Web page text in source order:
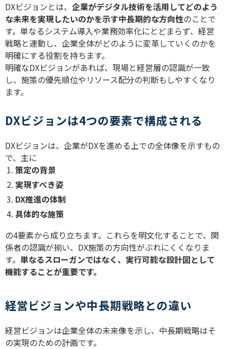
DXビジョンとは、 企業がデジタル技術を活用してどのよう
な未来を実現したいのかを示す中長期的な方向性のことで
す。単なるシステム導入や業務効率化にとどまらず、経営
戦略と連動し、企業全体がどのように変革していくのかを
明確にする役割を持ちます。
明確なDXビジョンがあれば、現場と経営層の認識が一致
し、施策の優先順位やリソース配分の判断もしやすくなり
ます。
DXビジョンは4つの要素で構成される
DXビジョンは、企業がDXを進める上での全体像を示すもの
で、主に
策定の背景
実現すべき姿
DX推進の体制
具体的な施策
の4要素から成り立ちます。これらを明文化することで、関
係者の認識が揃い、DX施策の方向性がぶれにくくなりま
す。 単なるスローガンではなく、実行可能な設計図として
機能することが重要です。
経営ビジョンや中長期戦略との違い
経営ビジョンは企業全体の未来像を示し、中長期戦略はそ
の実現のための計画です。